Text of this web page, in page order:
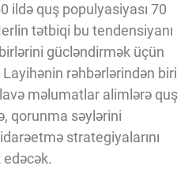
ildə quş populyasiyası 70
tətbiqi bu tendensiyanı
gücləndirmək üçün
Layihənin rəhbərlərindən biri
məlumatlar alimlərə quş
qorunma səylərini
strategiyalarını